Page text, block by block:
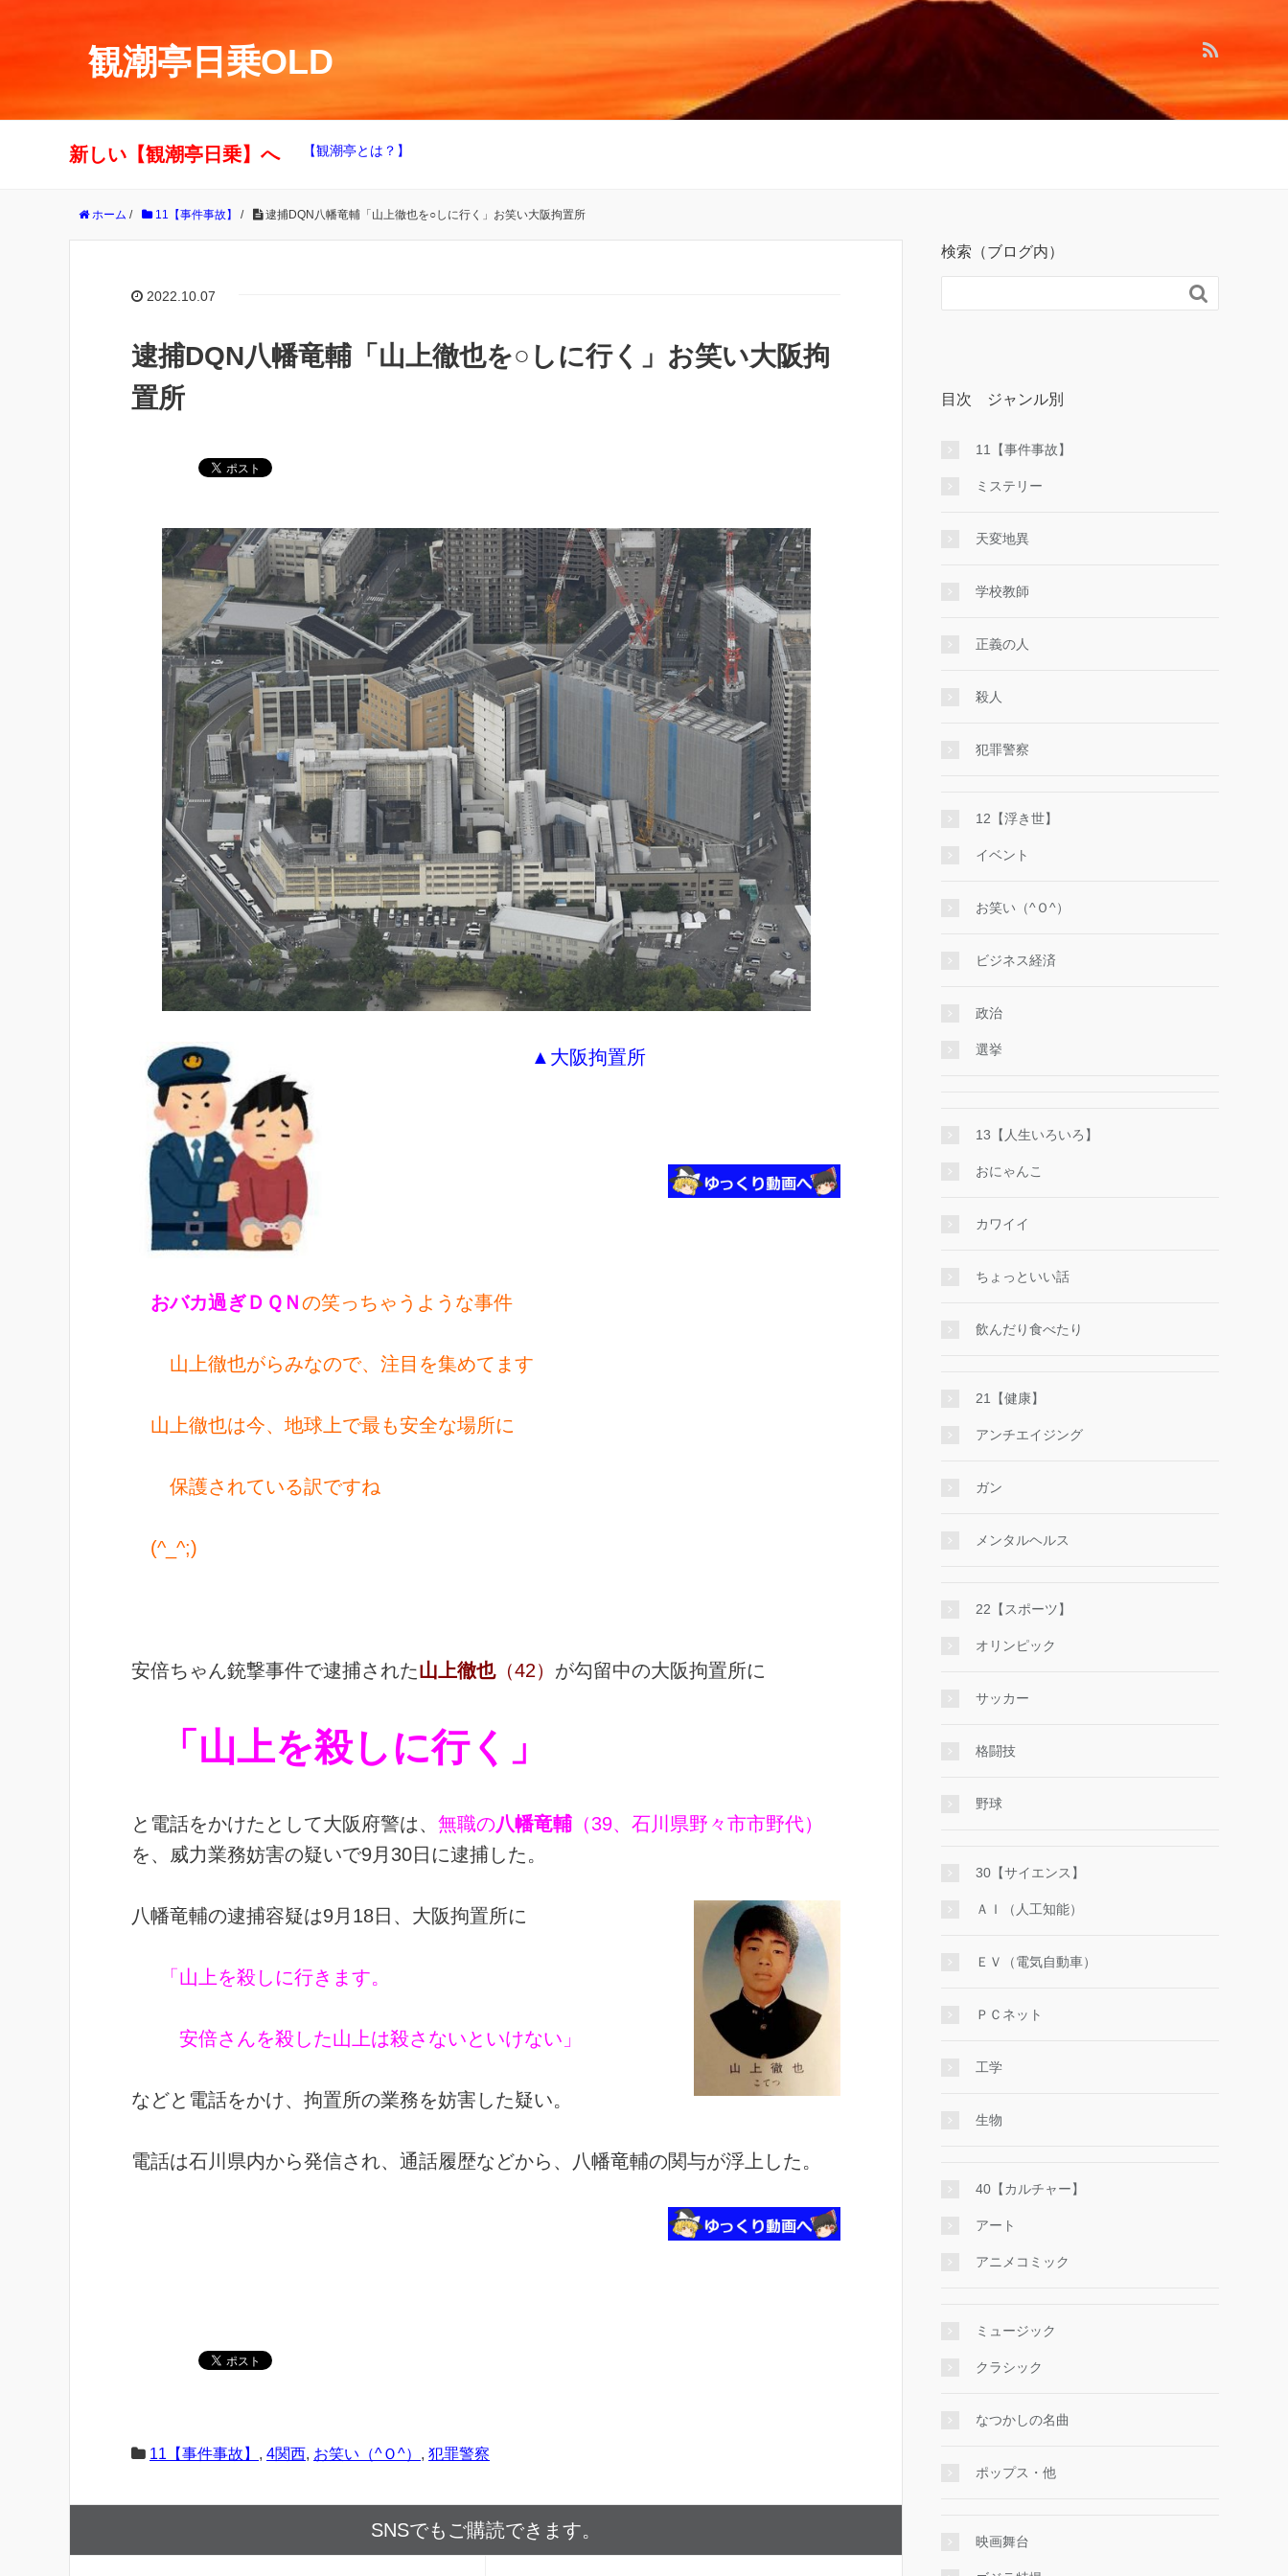
観潮亭日乗OLD
新しい【観潮亭日乗】へ 【観潮亭とは？】
ホーム / 11【事件事故】 / 逮捕DQN八幡竜輔「山上徹也を○しに行く」お笑い大阪拘置所
2022.10.07
逮捕DQN八幡竜輔「山上徹也を○しに行く」お笑い大阪拘
置所
▲大阪拘置所
おバカ過ぎＤＱＮの笑っちゃうような事件
山上徹也がらみなので、注目を集めてます
山上徹也は今、地球上で最も安全な場所に
保護されている訳ですね
(^_^;)
安倍ちゃん銃撃事件で逮捕された山上徹也（42） が勾留中の大阪拘置所に
「山上を殺しに行く」
と電話をかけたとして大阪府警は、 無職の八幡竜輔 （39、石川県野々市市野代）
を、威力業務妨害の疑いで9月30日に逮捕した。
八幡竜輔の逮捕容疑は9月18日、大阪拘置所に
「山上を殺しに行きます。
安倍さんを殺した山上は殺さないといけない」
などと電話をかけ、拘置所の業務を妨害した疑い。
電話は石川県内から発信され、通話履歴などから、八幡竜輔の関与が浮上した。
11【事件事故】 , 4関西, お笑い（^Ｏ^） , 犯罪警察
SNSでもご購読できます。
検索（ブログ内）

目次 ジャンル別
11【事件事故】
ミステリー
天変地異
学校教師
正義の人
殺人
犯罪警察
12【浮き世】
イベント
お笑い（^Ｏ^）
ビジネス経済
政治
選挙
13【人生いろいろ】
おにゃんこ
カワイイ
ちょっといい話
飲んだり食べたり
21【健康】
アンチエイジング
ガン
メンタルヘルス
22【スポーツ】
オリンピック
サッカー
格闘技
野球
30【サイエンス】
ＡＩ（人工知能）
ＥＶ（電気自動車）
ＰＣネット
工学
生物
40【カルチャー】
アート
アニメコミック
ミュージック
クラシック
なつかしの名曲
ポップス・他
映画舞台